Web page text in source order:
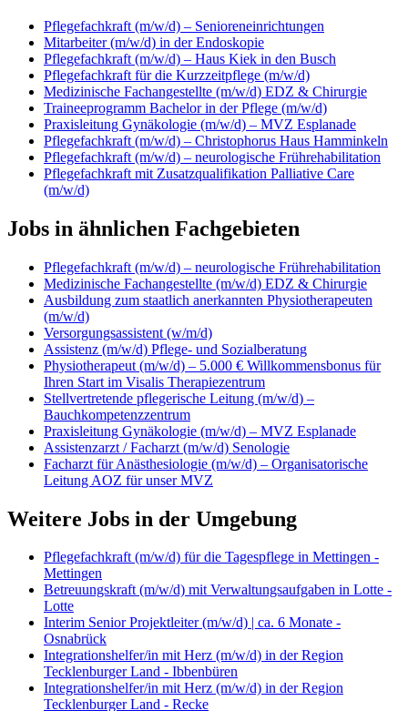
Pflegefachkraft (m/w/d) – Senioreneinrichtungen
Mitarbeiter (m/w/d) in der Endoskopie
Pflegefachkraft (m/w/d) – Haus Kiek in den Busch
Pflegefachkraft für die Kurzzeitpflege (m/w/d)
Medizinische Fachangestellte (m/w/d) EDZ & Chirurgie
Traineeprogramm Bachelor in der Pflege (m/w/d)
Praxisleitung Gynäkologie (m/w/d) – MVZ Esplanade
Pflegefachkraft (m/w/d) – Christophorus Haus Hamminkeln
Pflegefachkraft (m/w/d) – neurologische Frührehabilitation
Pflegefachkraft mit Zusatzqualifikation Palliative Care
(m/w/d)
Jobs in ähnlichen Fachgebieten
Pflegefachkraft (m/w/d) – neurologische Frührehabilitation
Medizinische Fachangestellte (m/w/d) EDZ & Chirurgie
Ausbildung zum staatlich anerkannten Physiotherapeuten
(m/w/d)
Versorgungsassistent (w/m/d)
Assistenz (m/w/d) Pflege- und Sozialberatung
Physiotherapeut (m/w/d) – 5.000 € Willkommensbonus für
Ihren Start im Visalis Therapiezentrum
Stellvertretende pflegerische Leitung (m/w/d) –
Bauchkompetenzzentrum
Praxisleitung Gynäkologie (m/w/d) – MVZ Esplanade
Assistenzarzt / Facharzt (m/w/d) Senologie
Facharzt für Anästhesiologie (m/w/d) – Organisatorische
Leitung AOZ für unser MVZ
Weitere Jobs in der Umgebung
Pflegefachkraft (m/w/d) für die Tagespflege in Mettingen -
Mettingen
Betreuungskraft (m/w/d) mit Verwaltungsaufgaben in Lotte -
Lotte
Interim Senior Projektleiter (m/w/d) | ca. 6 Monate -
Osnabrück
Integrationshelfer/in mit Herz (m/w/d) in der Region
Tecklenburger Land - Ibbenbüren
Integrationshelfer/in mit Herz (m/w/d) in der Region
Tecklenburger Land - Recke